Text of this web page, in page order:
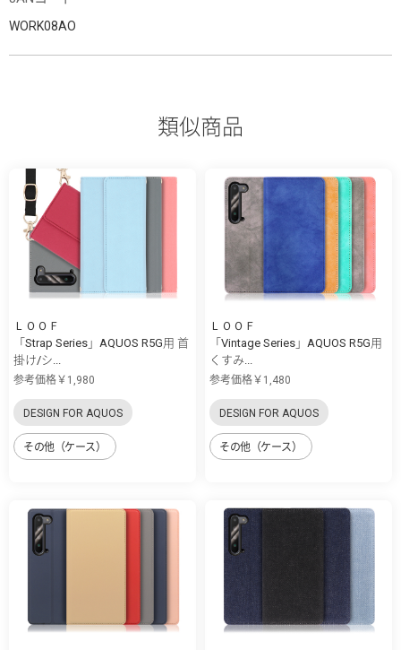
WORK08AO
類似商品
ＬＯＯＦ
「Strap Series」AQUOS R5G用 首
掛け/シ...
参考価格￥1,980
DESIGN FOR AQUOS
その他（ケース）
ＬＯＯＦ
「Vintage Series」AQUOS R5G用
くすみ...
参考価格￥1,480
DESIGN FOR AQUOS
その他（ケース）